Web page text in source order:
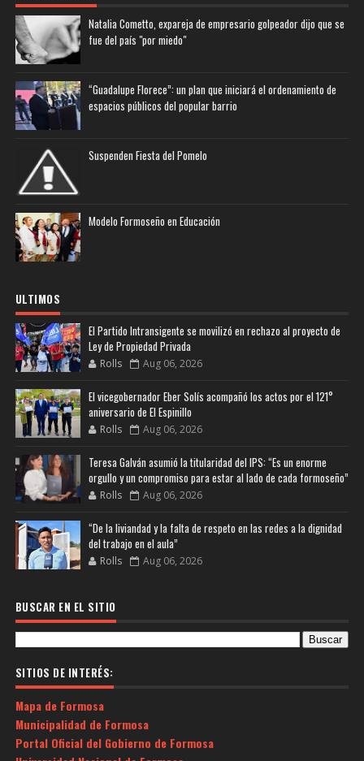
Natalia Cometto, expareja de empresario golpeador dijo que se
fue del país "por miedo"
“Guadalupe Florece”: un plan que iniciará el ordenamiento de
espacios públicos del popular barrio
Suspenden Fiesta del Pomelo
Modelo Formoseño en Educación
ULTIMOS
El Partido Intransigente se movilizó en rechazo al proyecto de
Ley de Propiedad Privada
Rolls Aug 06, 2026
El vicegobernador Eber Solís acompañó los actos por el 121°
aniversario de El Espinillo
Rolls Aug 06, 2026
Teresa Galván asumió la titularidad del IPS: “Es un enorme
orgullo y un compromiso para estar al lado de cada formoseño”
Rolls Aug 06, 2026
“De la liviandad y la falta de respeto en las redes a la dignidad
del trabajo en el aula”
Rolls Aug 06, 2026
BUSCAR EN EL SITIO
SITIOS DE INTERÉS:
Mapa de Formosa
Municipalidad de Formosa
Portal Oficial del Gobierno de Formosa